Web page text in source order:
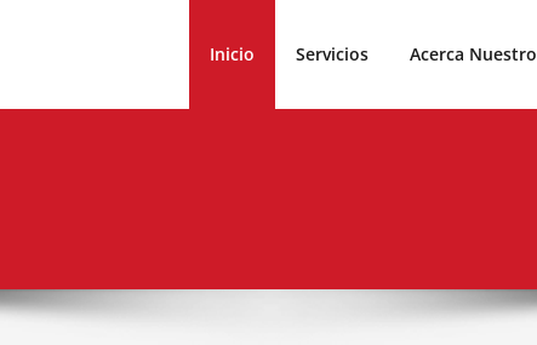
Inicio Servicios Acerca Nuestro